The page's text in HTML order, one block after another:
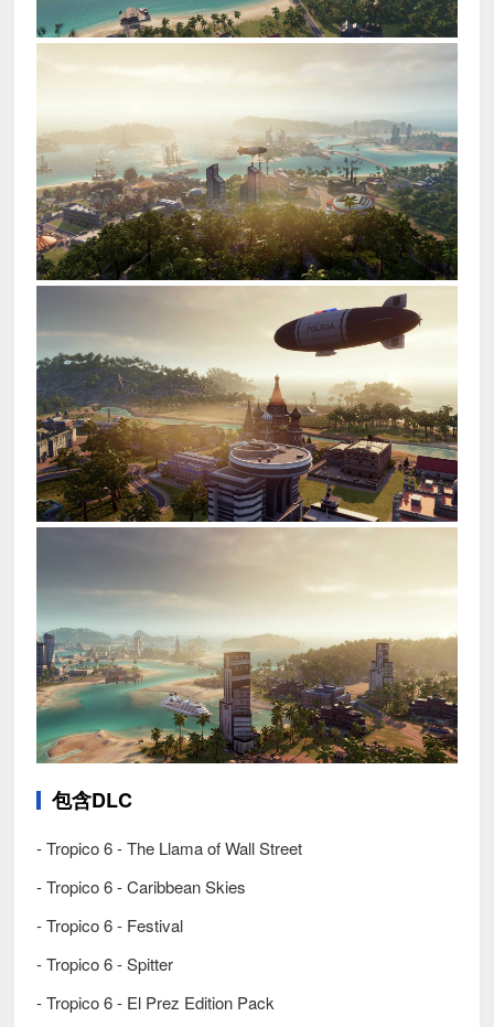
包含DLC
- Tropico 6 - The Llama of Wall Street
- Tropico 6 - Caribbean Skies
- Tropico 6 - Festival
- Tropico 6 - Spitter
- Tropico 6 - El Prez Edition Pack